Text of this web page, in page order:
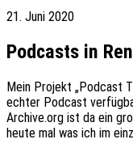
21. Juni 2020
Podcasts in
Mein Projekt „Podcast
echter Podcast
Archive.org ist da ein
heute mal was ich im